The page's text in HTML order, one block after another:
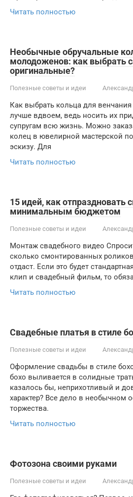
Читать полностью
Необычные обручальные
молодоженов: как выбрать
оригинальные?
Полезные советы и идеи
Как выбрать кольца для
лучше вдвоем, ведь носить их
супругам всю жизнь. Можно
колец в ювелирной мастерской
эскизу. Для
Читать полностью
15 идей, как отпраздновать
минимальным бюджетом
Полезные советы и идеи
Монтаж свадебного видео
сколько смонтированных
отдаст. Если это будет
клип и свадебный фильм, то
Читать полностью
Свадебные платья в стиле
Полезные советы и идеи
Оформление свадьбы в стиле
бохо выливается в солидные
казалось бы, неприхотливый и
характер? Все дело в необычном
торжества.
Читать полностью
Фотозона своими руками
Полезные советы и идеи